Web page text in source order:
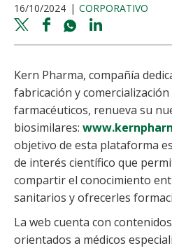
16/10/2024 CORPORATIVO
Twitter
share
Facebook
share
Whatsapp
shareshare
Kern Pharma, compañía
fabricación y
farmacéuticos, renueva su
biosimilares:
objetivo de esta plataforma
de interés científico que
compartir el conocimiento
sanitarios y ofrecerles
La web cuenta con
orientados a médicos